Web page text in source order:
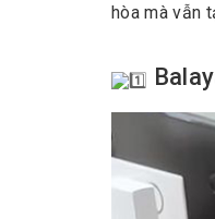
hòa mà vẫn